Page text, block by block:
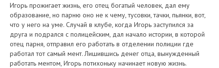
Игорь прожигает жизнь, его отец богатый человек, дал ему
образование, но парню оно не к чему, тусовки, тачки, пьянки, вот,
что у него на уме. Случай в клубе, когда Игорь заступился за
друга и подрался с полицейским, дал начало истории, в которой
отец парня, отправил его работать в отделении полиции где
работал тот самый мент. Лишившись денег отца, вынужденный
работать ментом, Игорь потихоньку начинает новую жизнь.